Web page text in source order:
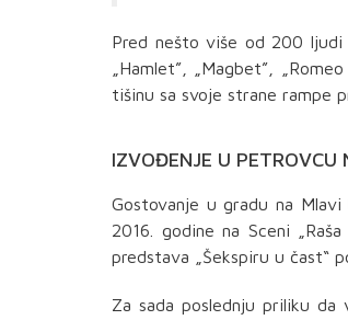
Pred nešto više od 200 ljudi
„Hamlet”, „Magbet”,
tišinu sa svoje strane rampe
IZVOĐENJE U PETROVCU
Gostovanje u gradu na
2016. godine na Sceni
predstava „Šekspiru u čast“
Za sada poslednju priliku